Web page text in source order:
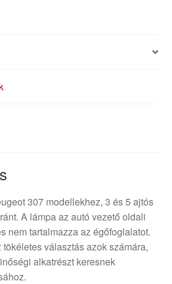
307 modellekhez, 3 és 5 ajtós
A lámpa az autó vezető oldali
nem tartalmazza az égőfoglalatot.
választás azok számára,
alkatrészt keresnek